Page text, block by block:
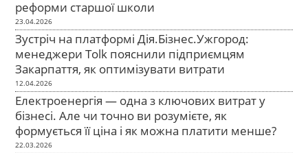
реформи старшої школи
23.04.2026
Зустріч на платформі Дія.Бізнес.Ужгород:
менеджери Tolk пояснили підприємцям
Закарпаття, як оптимізувати витрати
12.04.2026
Електроенергія — одна з ключових витрат у
бізнесі. Але чи точно ви розумієте, як
формується її ціна і як можна платити менше?
22.03.2026